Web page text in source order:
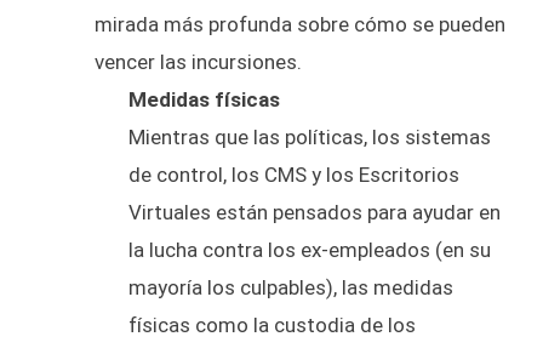
mirada más profunda sobre cómo se pueden
vencer las incursiones.
Medidas físicas
Mientras que las políticas, los sistemas
de control, los CMS y los Escritorios
Virtuales están pensados para ayudar en
la lucha contra los ex-empleados (en su
mayoría los culpables), las medidas
físicas como la custodia de los